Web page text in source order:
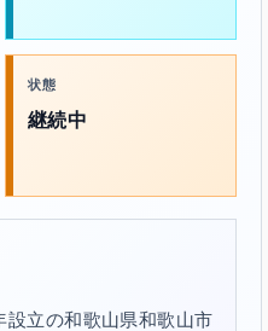
状態
継続中
設立の和歌山県和歌山市